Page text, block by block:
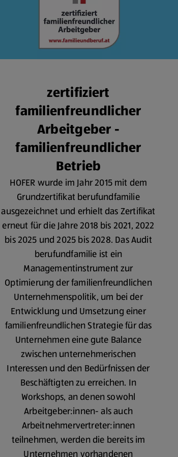
zertifiziert
familienfreundlicher
Arbeitgeber -
familienfreundlicher
Betrieb
HOFER wurde im Jahr 2015 mit dem
Grundzertifikat berufundfamilie
ausgezeichnet und erhielt das Zertifikat
erneut für die Jahre 2018 bis 2021, 2022
bis 2025 und 2025 bis 2028. Das Audit
berufundfamilie ist ein
Managementinstrument zur
Optimierung der familienfreundlichen
Unternehmenspolitik, um bei der
Entwicklung und Umsetzung einer
familienfreundlichen Strategie für das
Unternehmen eine gute Balance
zwischen unternehmerischen
Interessen und den Bedürfnissen der
Beschäftigten zu erreichen. In
Workshops, an denen sowohl
Arbeitgeber:innen- als auch
Arbeitnehmervertreter:innen
teilnehmen, werden die bereits im
Unternehmen vorhandenen